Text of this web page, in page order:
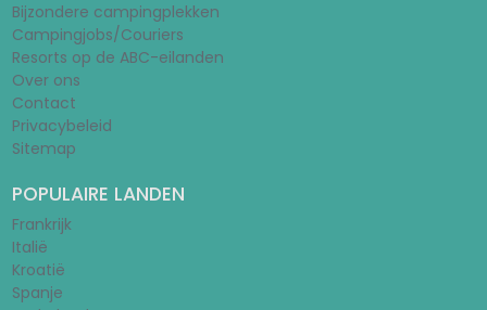
Bijzondere campingplekken
Campingjobs/Couriers
Resorts op de ABC-eilanden
Over ons
Contact
Privacybeleid
Sitemap
POPULAIRE LANDEN
Frankrijk
Italië
Kroatië
Spanje